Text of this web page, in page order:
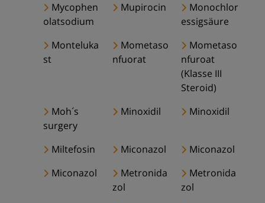
Mycophen
olatsodium
Mupirocin
Monochlor
essigsäure
Monteluka
st
Mometaso
nfuorat
Mometaso
nfuroat
(Klasse III
Steroid)
Moh´s
surgery
Minoxidil Minoxidil
Miltefosin Miconazol
Miconazol
Miconazol
Metronida
zol
Metronida
zol